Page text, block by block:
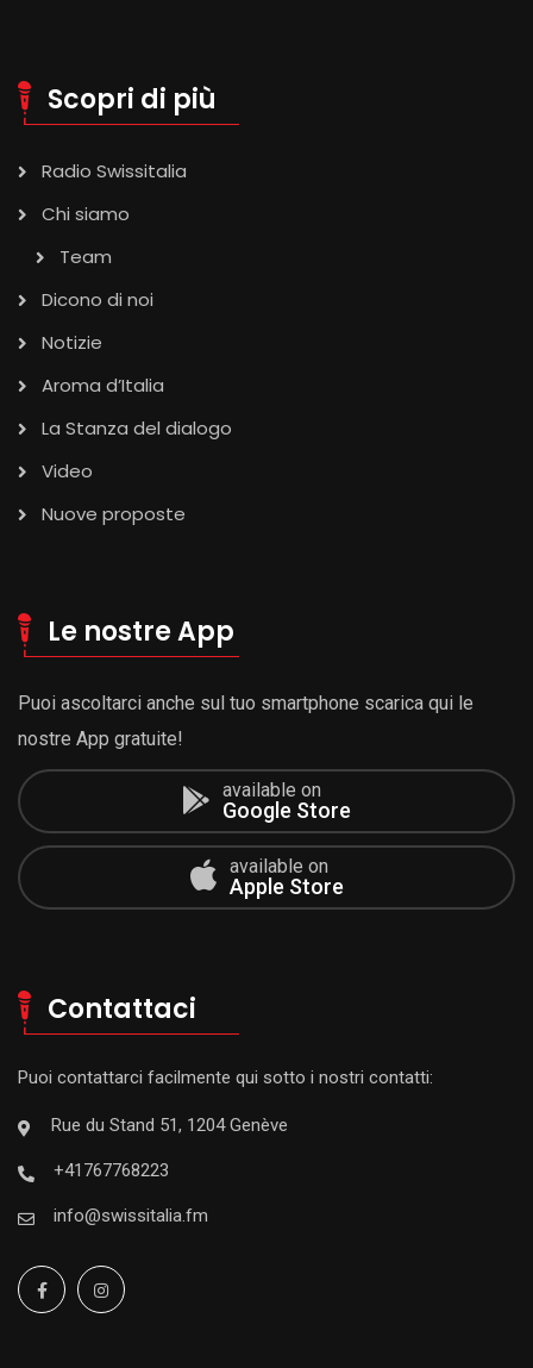
Scopri di più
Radio Swissitalia
Chi siamo
Team
Dicono di noi
Notizie
Aroma d’Italia
La Stanza del dialogo
Video
Nuove proposte
Le nostre App
Puoi ascoltarci anche sul tuo smartphone scarica qui le
nostre App gratuite!
available on
Google Store
available on
Apple Store
Contattaci
Puoi contattarci facilmente qui sotto i nostri contatti:
Rue du Stand 51, 1204 Genève
+41767768223
info@swissitalia.fm